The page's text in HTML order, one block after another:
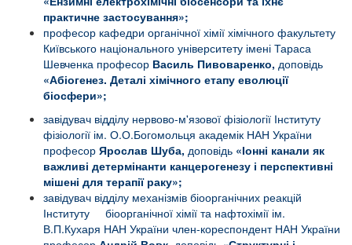
практичне застосування»;
професор кафедри органічної хімії хімічного факультету
Київського національного університету імені Тараса
Шевченка професор Василь Пивоваренко, доповідь
«Абіогенез. Деталі хімічного етапу еволюції
біосфери»;
завідувач відділу нервово-м'язової фізіології Інституту
фізіології ім. О.О.Богомольця академік НАН України
професор Ярослав Шуба, доповідь «Іонні канали як
важливі детермінанти канцерогенезу і перспективні
мішені для терапії раку»;
завідувач відділу механізмів біоорганічних реакцій
Інституту біоорганічної хімії та нафтохімії ім.
В.П.Кухаря НАН України член-кореспондент НАН України